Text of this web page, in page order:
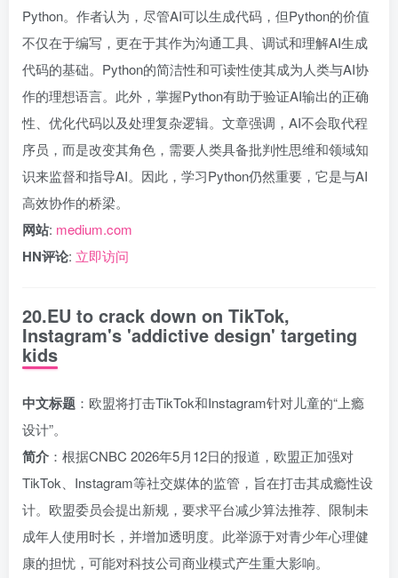
Python。作者认为，尽管AI可以生成代码，但Python的价值
不仅在于编写，更在于其作为沟通工具、调试和理解AI生成
代码的基础。Python的简洁性和可读性使其成为人类与AI协
作的理想语言。此外，掌握Python有助于验证AI输出的正确
性、优化代码以及处理复杂逻辑。文章强调，AI不会取代程
序员，而是改变其角色，需要人类具备批判性思维和领域知
识来监督和指导AI。因此，学习Python仍然重要，它是与AI
高效协作的桥梁。
网站: medium.com
HN评论: 立即访问
20.EU to crack down on TikTok,
Instagram's 'addictive design' targeting
kids
中文标题 ：欧盟将打击TikTok和Instagram针对儿童的“上瘾
设计”。
简介 ：根据CNBC 2026年5月12日的报道，欧盟正加强对
TikTok、Instagram等社交媒体的监管，旨在打击其成瘾性设
计。欧盟委员会提出新规，要求平台减少算法推荐、限制未
成年人使用时长，并增加透明度。此举源于对青少年心理健
康的担忧，可能对科技公司商业模式产生重大影响。